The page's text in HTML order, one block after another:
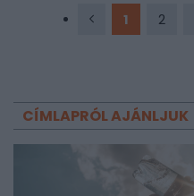
mostani adatok a makro
1 2
CÍMLAPRÓL AJÁNLJUK